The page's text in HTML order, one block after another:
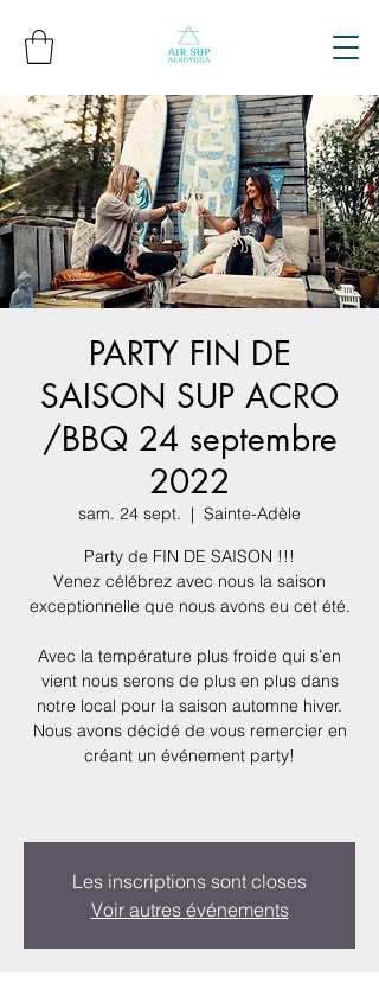
PARTY FIN DE
SAISON SUP ACRO
/BBQ 24 septembre
2022
sam. 24 sept.
  |
Sainte-Adèle
Party de FIN DE SAISON !!!
Venez célébrez avec nous la saison
exceptionnelle que nous avons eu cet été.
Avec la température plus froide qui s’en
vient nous serons de plus en plus dans
notre local pour la saison automne hiver.
Nous avons décidé de vous remercier en
créant un événement party!
Les inscriptions sont closes
Voir autres événements